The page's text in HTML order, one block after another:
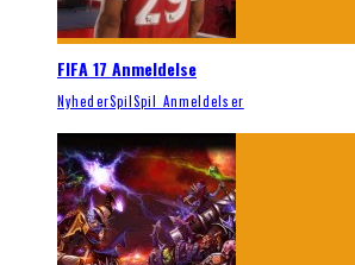
FIFA 17 Anmeldelse
NyhederSpilSpil Anmeldelser